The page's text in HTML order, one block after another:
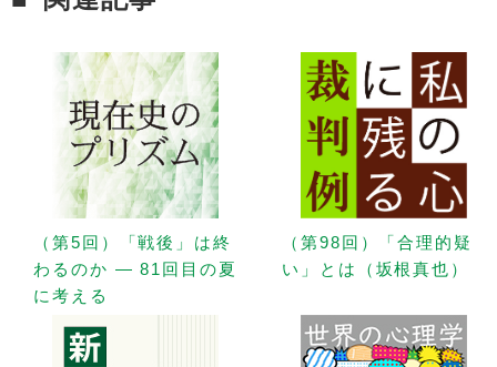
（第5回）「戦後」は終
わるのか — 81回目の夏
に考える
（第98回）「合理的疑
い」とは（坂根真也）